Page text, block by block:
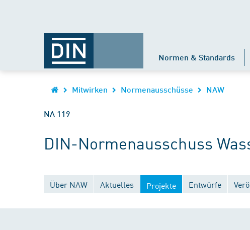
Normen & Standards
Mitwirken Normenausschüsse NAW
NA 119
DIN-Normenausschuss
Über NAW Aktuelles Projekte Entwürfe